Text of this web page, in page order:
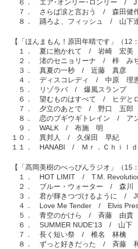
６． エア･オンリー･ロンリー /
７． さらば涙と言おう / 森田健
８． 踊ろよ、フィッシュ / 山下
【「ほんまもん！原田年晴です」（12
１． 夏に抱かれて / 岩崎 宏美
２． 渚のセニョリーナ / 梓 み
３． 真夏の一秒 / 近藤 真彦
４． ディスコレディ / 中原 理
５． リゾラバ / 爆風スランプ
６． 望むものはすべて / ヒデと
７． 夕立のあとで / 野口 五郎
８． 恋のブギウギトレイン / アン
９． WALK / 布施 明
１０． 異邦人 / 久保田 早紀
１１． HANABI / Ｍｒ．Ｃｈｉｌｄ
【「髙岡美樹のべっぴんラジオ」（15
１． HOT LIMIT / T.M.
２． ブルー・ウォーター / 森川
３． 君が輝きつづけるように /
４． Love Me Tender / Elvis
５． 青空のかけら / 斉藤 由貴
６． SUMMER NUDE'13 / 山下
７． 長く短い祭 / 椎名 林檎
８． ずっと好きだった / 斉藤